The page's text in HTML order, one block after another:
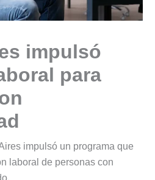
impulsó
para
impulsó un programa que
laboral de personas con